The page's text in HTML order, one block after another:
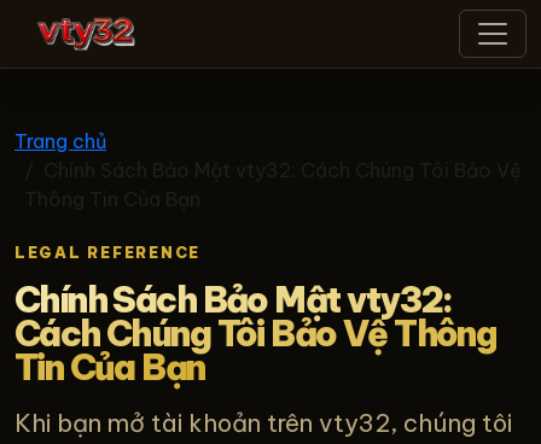
vty32
Trang chủ
Chính Sách Bảo Mật vty32: Cách Chúng Tôi Bảo Vệ
Thông Tin Của Bạn
LEGAL REFERENCE
Chính Sách Bảo Mật vty32:
Cách Chúng Tôi Bảo Vệ Thông
Tin Của Bạn
Khi bạn mở tài khoản trên vty32, chúng tôi